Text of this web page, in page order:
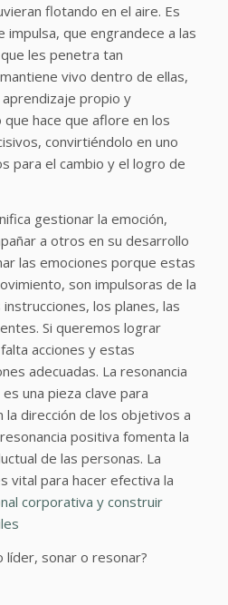
flotando en el aire. Es
impulsa, que engrandece a las
les penetra tan
vivo dentro de ellas,
propio y
hace que aflore en los
convirtiéndolo en uno
para el cambio y el logro de
gestionar la emoción,
a otros en su desarrollo
las emociones porque estas
son impulsoras de la
los planes, las
Si queremos lograr
acciones y estas
adecuadas. La resonancia
una pieza clave para
la dirección de los objetivos a
positiva fomenta la
de las personas. La
vital para hacer efectiva la
corporativa y construir
líder, sonar o resonar?